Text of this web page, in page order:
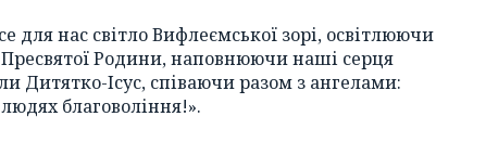
нас світло Вифлеємської зорі, освітлюючи
Родини, наповнюючи наші серця
Дитятко-Ісус, співаючи разом з ангелами:
благовоління!».